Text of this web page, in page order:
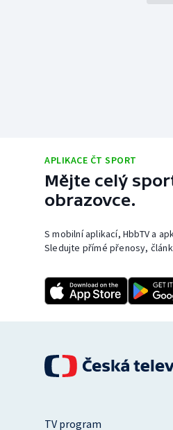
APLIKACE ČT SPORT
Mějte celý
obrazovce.
S mobilní aplikací, HbbTV a
Sledujte přímé přenosy,
TV program